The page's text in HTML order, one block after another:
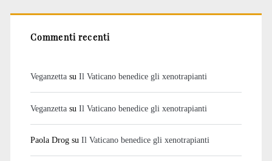
Commenti recenti
Veganzettasu Il Vaticano benedice gli xenotrapianti
Veganzettasu Il Vaticano benedice gli xenotrapianti
Paola Drogsu Il Vaticano benedice gli xenotrapianti